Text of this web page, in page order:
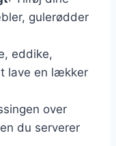
gulerødder
eddike,
lave en lækker
over
du serverer